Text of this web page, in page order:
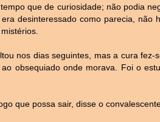
que de curiosidade; não podia
desinteressado como parecia, não
nos dias seguintes, mas a cura fez-
obsequiado onde morava. Foi o
que possa sair, disse o